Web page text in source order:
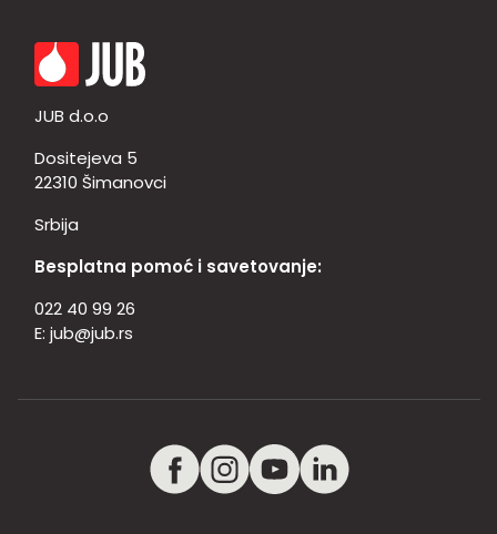
JUB d.o.o
Dositejeva 5
22310 Šimanovci
Srbija
Besplatna pomoć i savetovanje:
022 40 99 26
E: jub@jub.rs